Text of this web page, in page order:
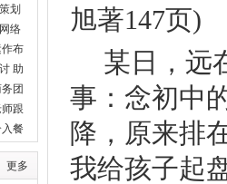
划
络
布
助
团
跟
餐
更多
旭著147页)
某日，远
事：念初中
降，原来排
我给孩子起